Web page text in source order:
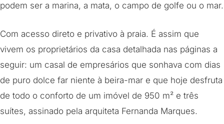
podem ser a marina, a mata, o campo de golfe ou o mar.
Com acesso direto e privativo à praia. É assim que
vivem os proprietários da casa detalhada nas páginas a
seguir: um casal de empresários que sonhava com dias
de puro dolce far niente à beira-mar e que hoje desfruta
de todo o conforto de um imóvel de 950 m² e três
suítes, assinado pela arquiteta Fernanda Marques.